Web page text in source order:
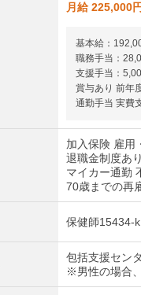
月給 225,000
基本給：
職務手当：
支援手当：
賞与あり 前年
通勤手当 実費
加入保険 雇用
退職金制度あり
マイカー通勤
70歳までの再
保健師15434-k
包括支援セン
※男性の場合